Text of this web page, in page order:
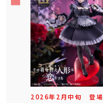
2026年 2 月中旬 登場